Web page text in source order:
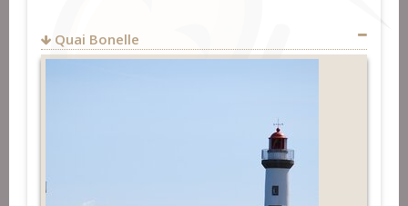
Fest-Noz et Fest-Deiz>Organisateurs
Quai Bonelle